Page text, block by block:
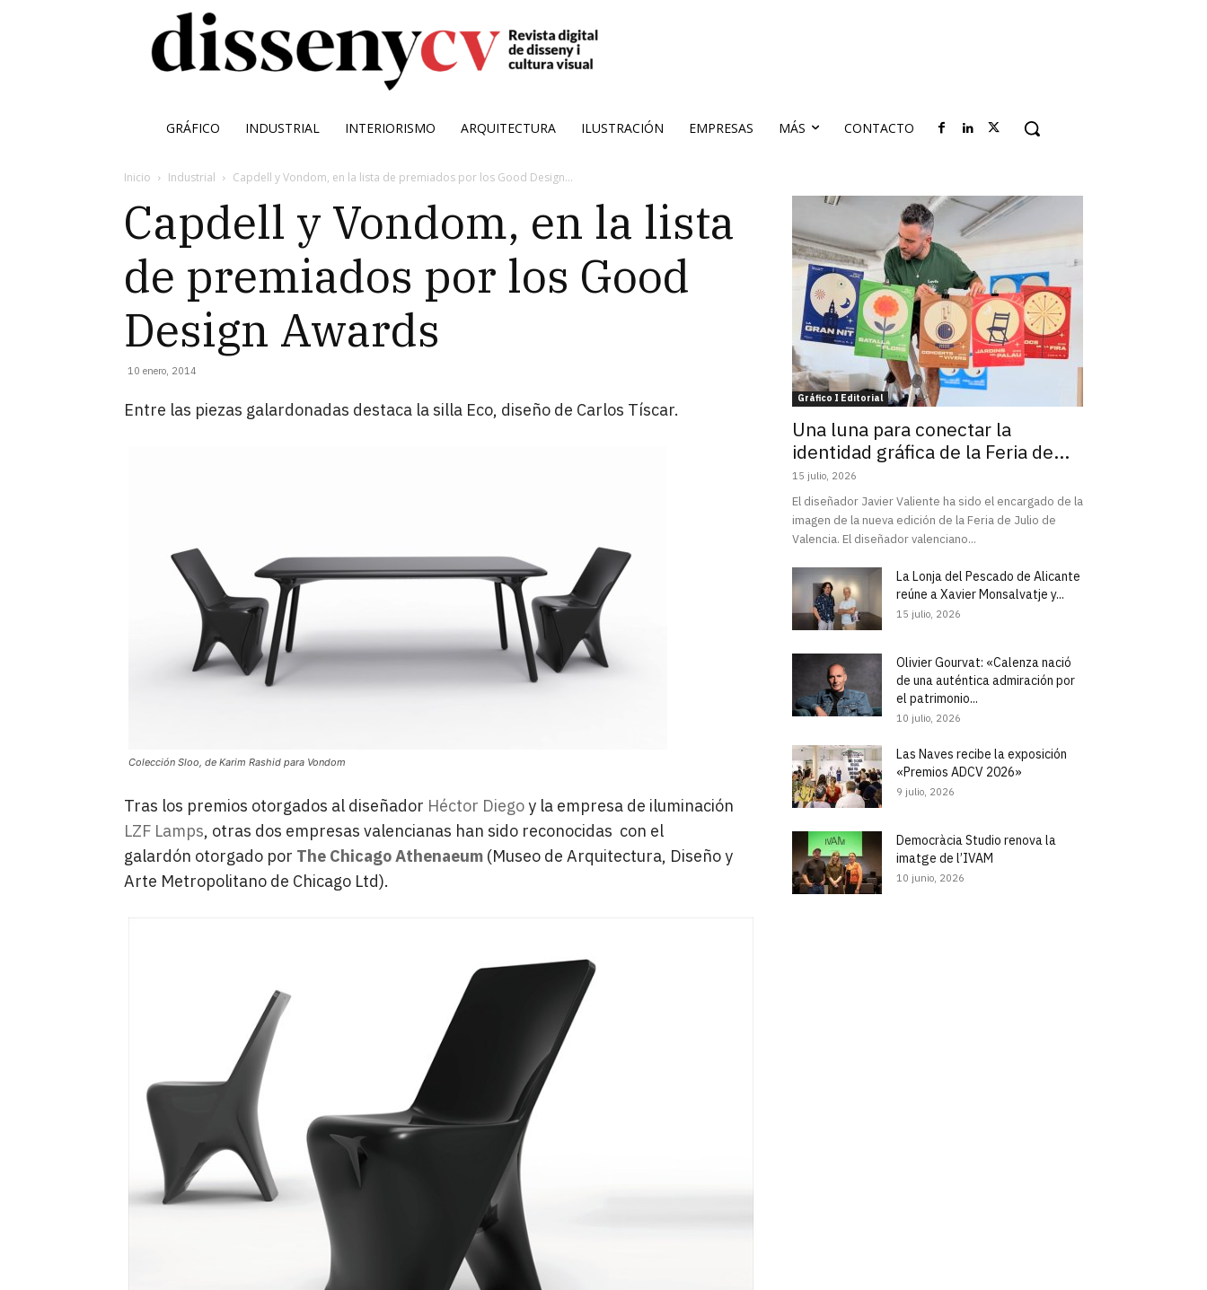
GRÁFICO INDUSTRIAL INTERIORISMO ARQUITECTURA ILUSTRACIÓN EMPRESAS MÁS CONTACTO
Inicio Industrial Capdell y Vondom, en la lista de premiados por los Good Design...
Capdell y Vondom, en la lista
de premiados por los Good
Design Awards
10 enero, 2014
Entre las piezas galardonadas destaca la silla Eco, diseño de Carlos Tíscar.
Colección Sloo, de Karim Rashid para Vondom
Tras los premios otorgados al diseñador Héctor Diegoy la empresa de iluminación
LZF Lamps, otras dos empresas valencianas han sido reconocidas con el
galardón otorgado por The Chicago Athenaeum (Museo de Arquitectura, Diseño y
Arte Metropolitano de Chicago Ltd).
Gráfico I Editorial
Una luna para conectar la
identidad gráfica de la Feria de...
15 julio, 2026
El diseñador Javier Valiente ha sido el encargado de la
imagen de la nueva edición de la Feria de Julio de
Valencia. El diseñador valenciano...
La Lonja del Pescado de Alicante
reúne a Xavier Monsalvatje y...
15 julio, 2026
Olivier Gourvat: «Calenza nació
de una auténtica admiración por
el patrimonio...
10 julio, 2026
Las Naves recibe la exposición
«Premios ADCV 2026»
9 julio, 2026
Democràcia Studio renova la
imatge de l’IVAM
10 junio, 2026